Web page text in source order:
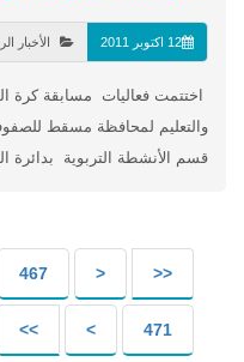
12 اكتوبر 2011 الأخبار
اختتمت فعاليات مسابقة كرة
قسم الأنشطة التربوية بدائرة
<<
<
467
471
>
>>